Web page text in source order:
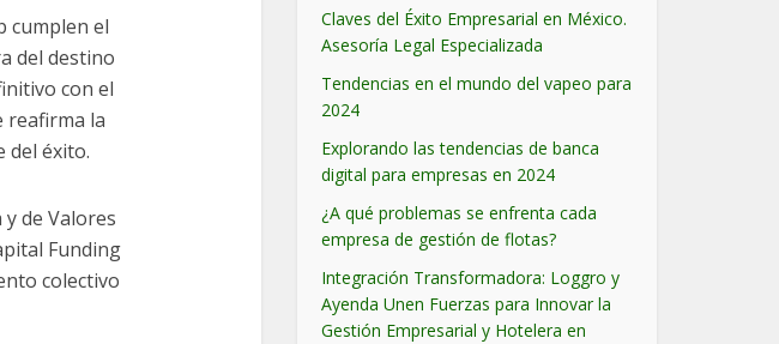
cumplen el
del destino
con el
reafirma la
del éxito.
de Valores
Funding
colectivo
Claves del Éxito Empresarial en México.
Asesoría Legal Especializada
Tendencias en el mundo del vapeo para
2024
Explorando las tendencias de banca
digital para empresas en 2024
¿A qué problemas se enfrenta cada
empresa de gestión de flotas?
Integración Transformadora: Loggro y
Ayenda Unen Fuerzas para Innovar la
Gestión Empresarial y Hotelera en